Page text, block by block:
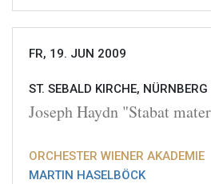
FR, 19. JUN 2009
ST. SEBALD KIRCHE, NÜRNBERG
Joseph Haydn "Stabat
ORCHESTER WIENER AKADEMIE
MARTIN HASELBÖCK